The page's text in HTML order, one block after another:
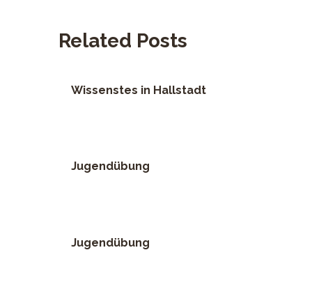
Related Posts
Wissenstes in Hallstadt
Jugendübung
Jugendübung